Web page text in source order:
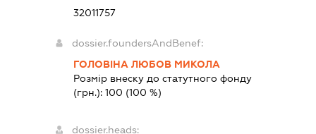
32011757
dossier.foundersAndBenef:
ГОЛОВІНА ЛЮБОВ МИКОЛА
Розмір внеску до статутного фонду
(грн.):100 (100 %)
dossier.heads: